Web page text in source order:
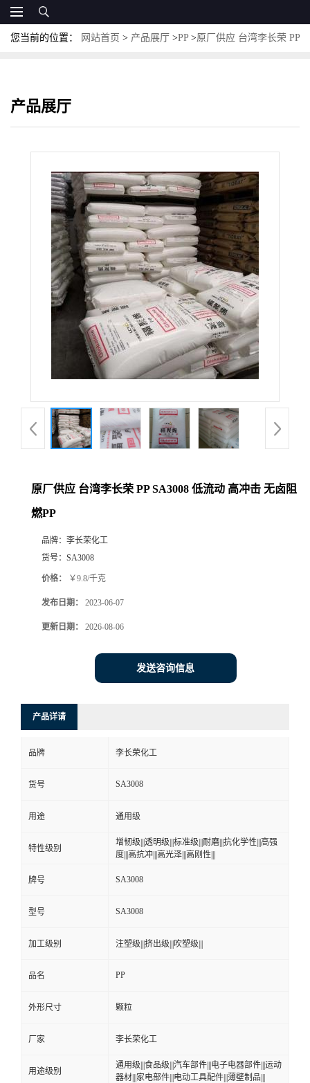
您当前的位置： 网站首页 > 产品展厅 >PP >原厂供应 台湾李长荣 PP
产品展厅
原厂供应 台湾李长荣 PP SA3008 低流动 高冲击 无卤阻
燃PP
品牌： 李长荣化工
货号： SA3008
价格： ￥9.8/千克
发布日期： 2023-06-07
更新日期： 2026-08-06
发送咨询信息
产品详请
品牌 李长荣化工
货号 SA3008
用途 通用级
特性级别
增韧级|||透明级|||标准级|||耐磨|||抗化学性|||高强
度|||高抗冲|||高光泽|||高刚性|||
牌号 SA3008
型号 SA3008
加工级别 注塑级|||挤出级|||吹塑级|||
品名 PP
外形尺寸 颗粒
厂家 李长荣化工
用途级别
通用级|||食品级|||汽车部件|||电子电器部件|||运动
器材|||家电部件|||电动工具配件|||薄壁制品|||